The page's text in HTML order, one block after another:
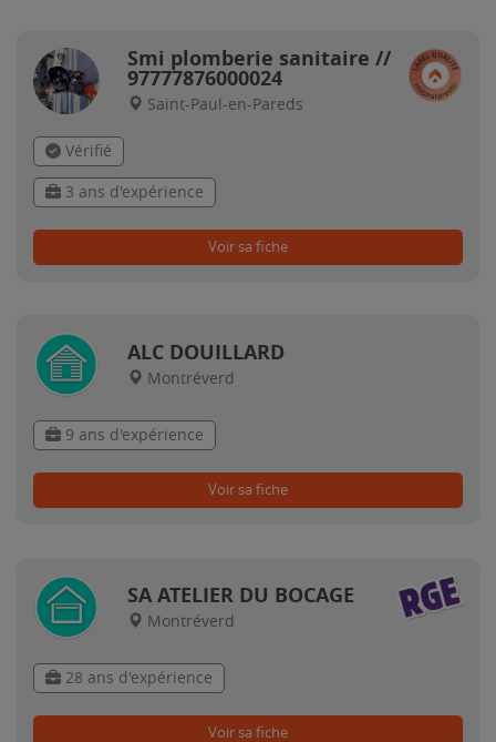
Smi plomberie sanitaire //
97777876000024
Saint-Paul-en-Pareds
Vérifié
3 ans d'expérience
Voir sa fiche
ALC DOUILLARD
Montréverd
9 ans d'expérience
Voir sa fiche
SA ATELIER DU BOCAGE
Montréverd
28 ans d'expérience
Voir sa fiche